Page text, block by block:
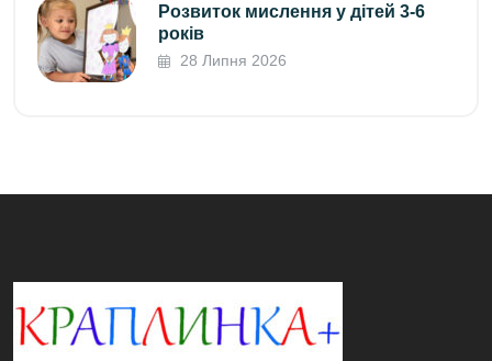
Розвиток мислення у дітей 3-6
років
28 Липня 2026